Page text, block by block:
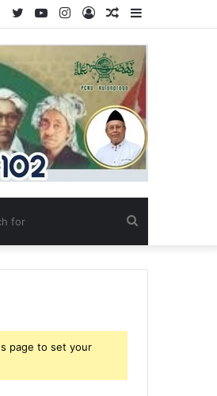
Random
Article
Log
In
Instagram
YouTube
Twitter
Facebook
for
page to set your